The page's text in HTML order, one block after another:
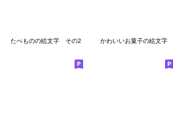
たべものの絵文字 その2 かわいいお菓子の絵文字